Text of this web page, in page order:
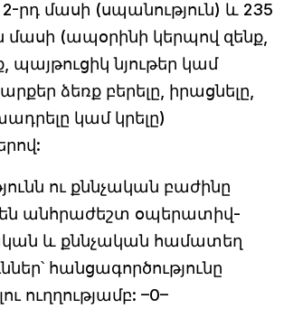
րդ մասի (սպանություն) և 235
մասի (ապօրինի կերպով զենք,
պայթուցիկ նյութեր կամ
ձեռք բերելը, իրացնելը,
կամ կրելը)
ու քննչական բաժինը
են անհրաժեշտ օպերատիվ-
և քննչական համատեղ
հանցագործությունը
ուղղությամբ: –0–